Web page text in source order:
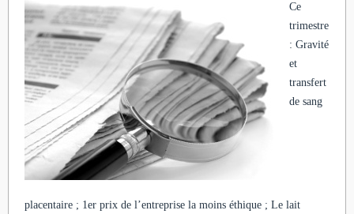
Ce
trimestre
: Gravité
et
transfert
de sang
placentaire ; 1er prix de l’entreprise la moins éthique ; Le lait